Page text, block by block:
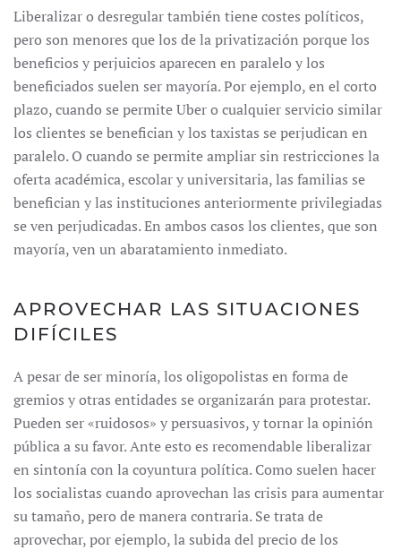
Liberalizar o desregular también tiene costes políticos,
pero son menores que los de la privatización porque los
beneficios y perjuicios aparecen en paralelo y los
beneficiados suelen ser mayoría. Por ejemplo, en el corto
plazo, cuando se permite Uber o cualquier servicio similar
los clientes se benefician y los taxistas se perjudican en
paralelo. O cuando se permite ampliar sin restricciones la
oferta académica, escolar y universitaria, las familias se
benefician y las instituciones anteriormente privilegiadas
se ven perjudicadas. En ambos casos los clientes, que son
mayoría, ven un abaratamiento inmediato.
APROVECHAR LAS SITUACIONES
DIFÍCILES
A pesar de ser minoría, los oligopolistas en forma de
gremios y otras entidades se organizarán para protestar.
Pueden ser «ruidosos» y persuasivos, y tornar la opinión
pública a su favor. Ante esto es recomendable liberalizar
en sintonía con la coyuntura política. Como suelen hacer
los socialistas cuando aprovechan las crisis para aumentar
su tamaño, pero de manera contraria. Se trata de
aprovechar, por ejemplo, la subida del precio de los